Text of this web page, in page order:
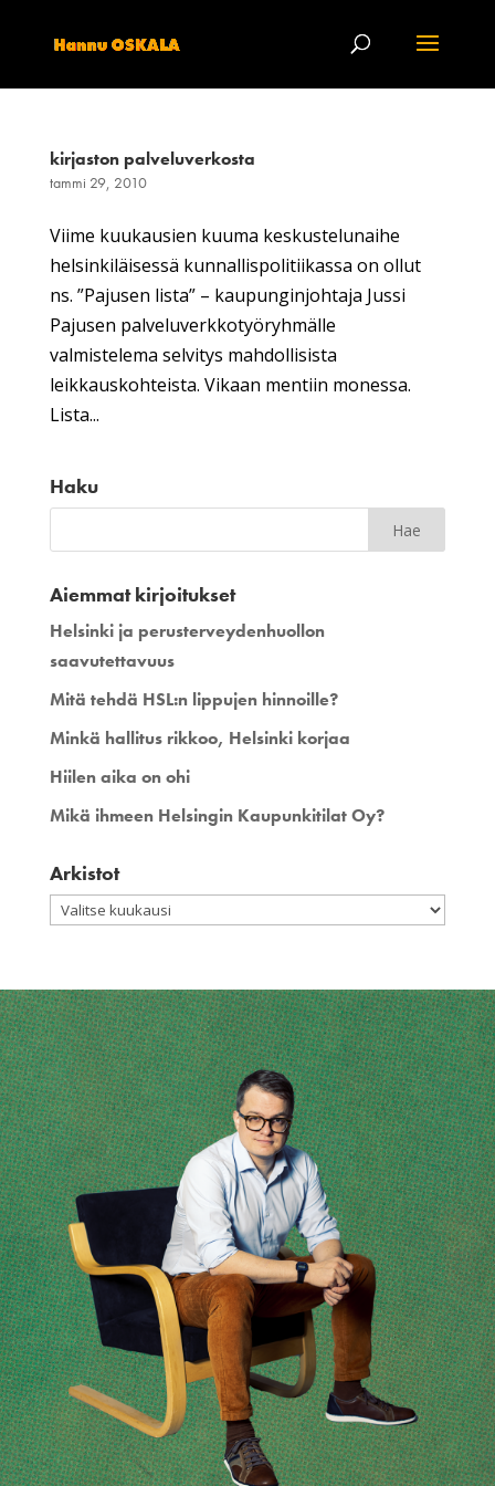
kirjaston palveluverkosta
tammi 29, 2010
Viime kuukausien kuuma keskustelunaihe
helsinkiläisessä kunnallispolitiikassa on ollut
ns. ”Pajusen lista” – kaupunginjohtaja Jussi
Pajusen palveluverkkotyöryhmälle
valmistelema selvitys mahdollisista
leikkauskohteista. Vikaan mentiin monessa.
Lista...
Haku
Aiemmat kirjoitukset
Helsinki ja perusterveydenhuollon
saavutettavuus
Mitä tehdä HSL:n lippujen hinnoille?
Minkä hallitus rikkoo, Helsinki korjaa
Hiilen aika on ohi
Mikä ihmeen Helsingin Kaupunkitilat Oy?
Arkistot
Arkistot